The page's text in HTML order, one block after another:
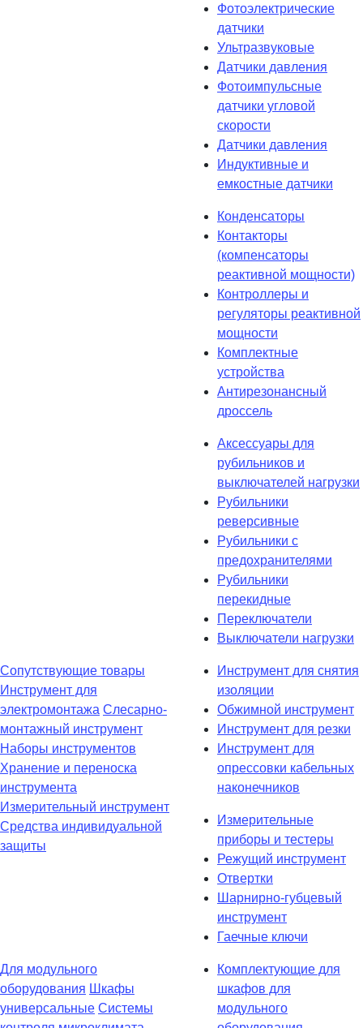
Фотоэлектрические
датчики
Ультразвуковые
Датчики давления
Фотоимпульсные
датчики угловой
скорости
Датчики давления
Индуктивные и
емкостные датчики
Конденсаторы
Контакторы
(компенсаторы
реактивной мощности)
Контроллеры и
регуляторы реактивной
мощности
Комплектные
устройства
Антирезонансный
дроссель
Аксессуары для
рубильников и
выключателей нагрузки
Рубильники
реверсивные
Рубильники с
предохранителями
Рубильники
перекидные
Переключатели
Выключатели нагрузки
Сопутствующие товары
Инструмент для
электромонтажа Слесарно-
монтажный инструмент
Наборы инструментов
Хранение и переноска
инструмента
Измерительный инструмент
Средства индивидуальной
защиты
Инструмент для снятия
изоляции
Обжимной инструмент
Инструмент для резки
Инструмент для
опрессовки кабельных
наконечников
Измерительные
приборы и тестеры
Режущий инструмент
Отвертки
Шарнирно-губцевый
инструмент
Гаечные ключи
Для модульного
оборудования Шкафы
универсальные Системы
Комплектующие для
шкафов для
модульного